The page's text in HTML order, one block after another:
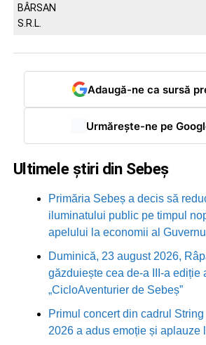
BÂRSAN
S.R.L.
Adaugă-ne ca sursă
Urmărește-ne pe
Ultimele știri din Sebeș
Primăria Sebeș a decis să
iluminatului public pe timpul
apelului la economii al
Duminică, 23 august 2026,
găzduiește cea de-a III-a ediție
„CicloAventurier de Sebeș”
Primul concert din cadrul
2026 a adus emoție și aplauze